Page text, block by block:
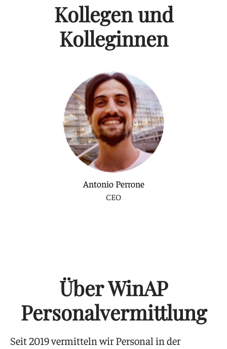
Kollegen und
Kolleginnen
Antonio Perrone
CEO
Über WinAP
Personalvermittlung
Seit 2019 vermitteln wir Personal in der